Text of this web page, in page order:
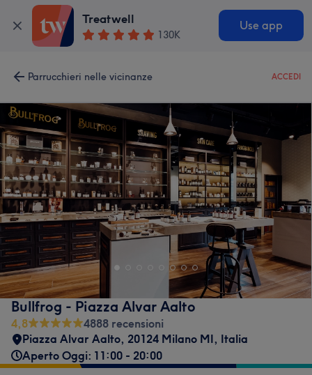
Treatwell
130K
Use app
Parrucchieri nelle vicinanze ACCEDI
Bullfrog - Piazza Alvar Aalto
4,8
4888 recensioni
Piazza Alvar Aalto, 20124 Milano MI, Italia
Aperto Oggi: 11:00 - 20:00